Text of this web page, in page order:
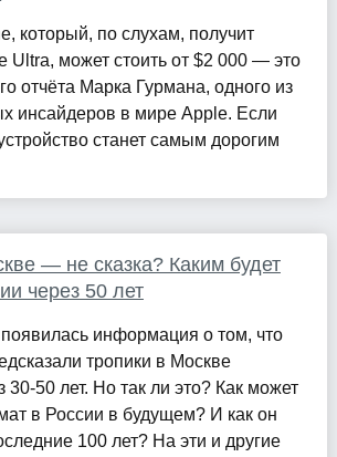
который, по слухам, получит
Ultra, может стоить от $2 000 — это
отчёта Марка Гурмана, одного из
инсайдеров в мире Apple. Если
станет самым дорогим
— не сказка? Каким будет
через 50 лет
информация о том, что
тропики в Москве
30-50 лет. Но так ли это? Как может
в России в будущем? И как он
100 лет? На эти и другие